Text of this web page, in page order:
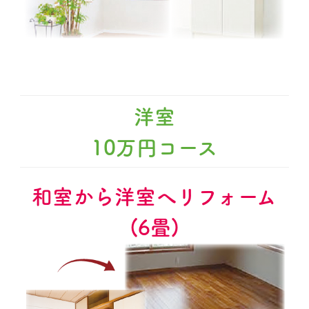
洋室
10万円コース
和室から洋室へリフォーム
(6畳)